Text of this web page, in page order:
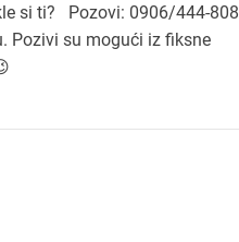
si ti? Pozovi: 0906/444-808
Pozivi su mogući iz fiksne